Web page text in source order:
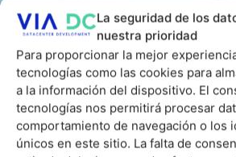
La seguridad de los
nuestra prioridad
Para proporcionar la mejor
tecnologías como las cookies para
a la información del dispositivo. El
tecnologías nos permitirá procesar
comportamiento de navegación o los
únicos en este sitio. La falta de